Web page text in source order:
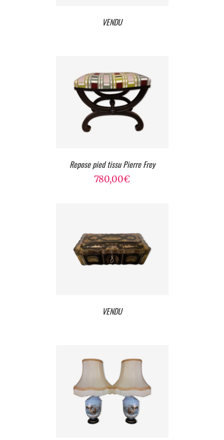
VENDU
Repose pied tissu Pierre Frey
780,00€
VENDU